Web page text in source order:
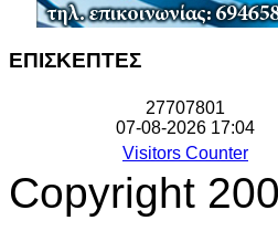
ΕΠΙΣΚΕΠΤΕΣ
27707801
07-08-2026 17:04
Visitors Counter
Copyright